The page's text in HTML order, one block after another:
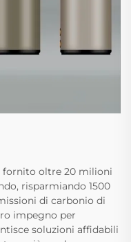
fornito oltre 20 milioni
risparmiando 1500
di carbonio di
impegno per
soluzioni affidabili